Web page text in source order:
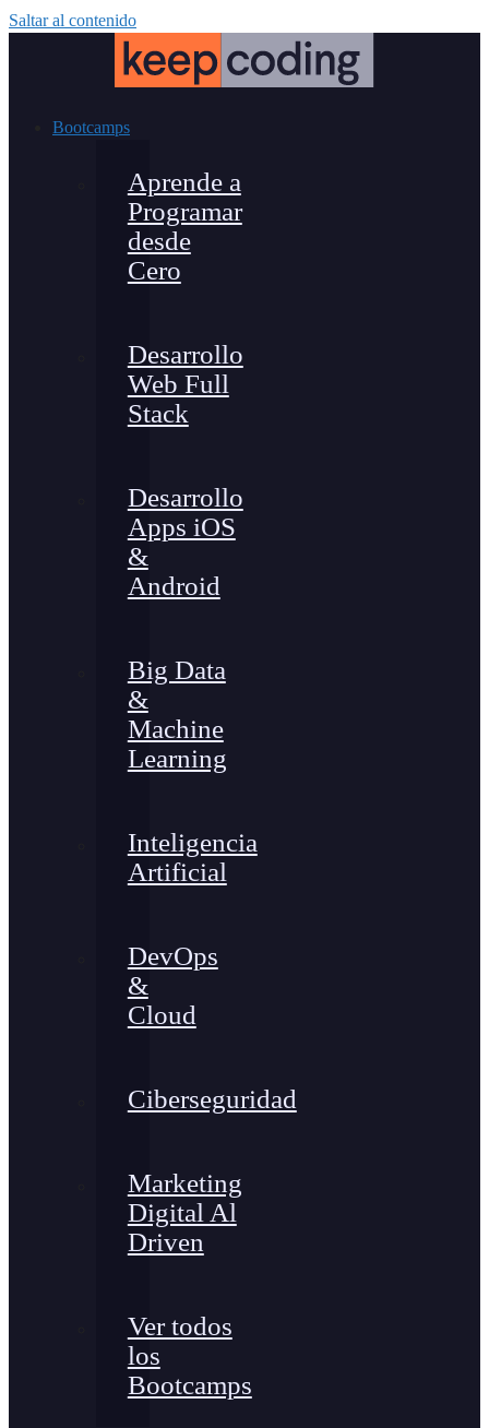
Saltar al contenido
Bootcamps
Aprende a
Programar
desde
Cero
Desarrollo
Web Full
Stack
Desarrollo
Apps iOS
&
Android
Big Data
&
Machine
Learning
Inteligencia
Artificial
DevOps
&
Cloud
Ciberseguridad
Marketing
Digital Al
Driven
Ver todos
los
Bootcamps